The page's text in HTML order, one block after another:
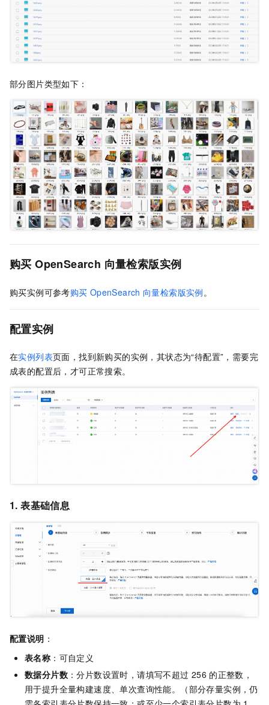
部分图片类型如下：
购买 OpenSearch 向量检索版实例
购买实例可参考购买 OpenSearch 向量检索版实例 。
配置实例
在实例列表页面，找到新购买的实例，其状态为“待配置”，需要完
成表的配置后，才可正常搜索。
1. 表基础信息
配置说明 ：
表名称 ：可自定义
数据分片数 ：分片数设置时，请填写不超过 256 的正整数，
用于提升全量构建速度、单次查询性能。（部分存量实例，仍